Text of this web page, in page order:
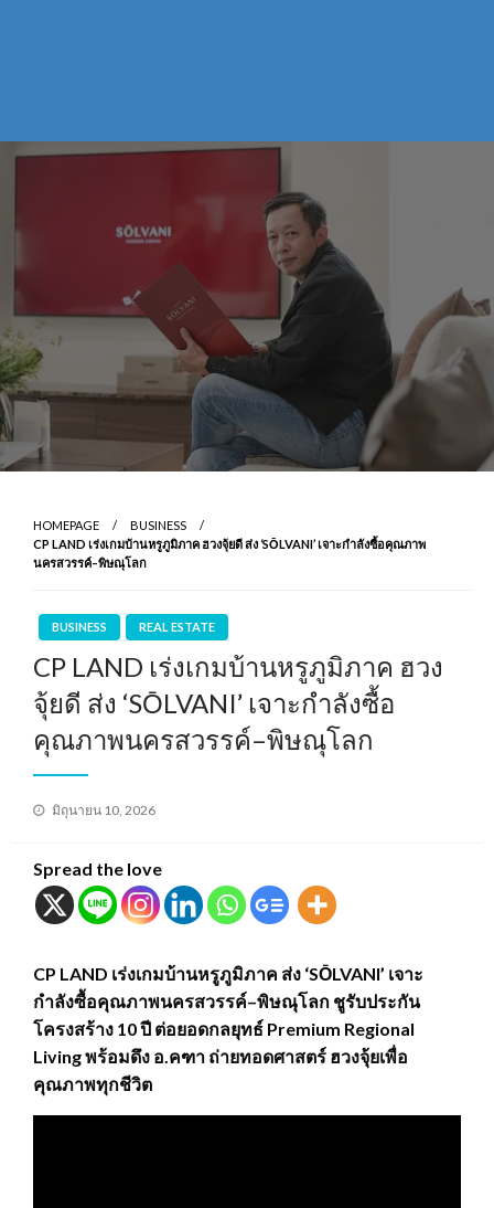
HOMEPAGE
BUSINESS
CP LAND เร่งเกมบ้านหรูภูมิภาค ฮวงจุ้ยดี ส่ง ‘SŌLVANI’ เจาะกำลังซื้อคุณภาพ
นครสวรรค์–พิษณุโลก
BUSINESS REAL ESTATE
CP LAND เร่งเกมบ้านหรูภูมิภาค ฮวง
จุ้ยดี ส่ง ‘SŌLVANI’ เจาะกำลังซื้อ
คุณภาพนครสวรรค์–พิษณุโลก
Posted
มิถุนายน 10, 2026
Spread the love
CP LAND เร่งเกมบ้านหรูภูมิภาค ส่ง ‘SŌLVANI’ เจาะ
กำลังซื้อคุณภาพนครสวรรค์–พิษณุโลก ชูรับประกัน
โครงสร้าง 10 ปี ต่อยอดกลยุทธ์ Premium Regional
Living พร้อมดึง อ.คฑา ถ่ายทอดศาสตร์ ฮวงจุ้ยเพื่อ
คุณภาพทุกชีวิต